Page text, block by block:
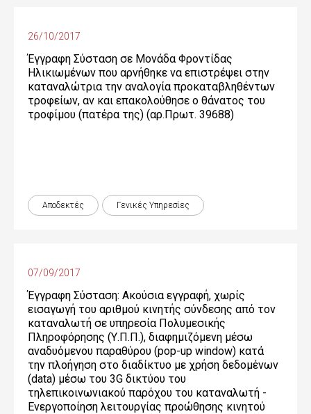
26/10/2017
Έγγραφη Σύσταση σε Μονάδα Φροντίδας
Ηλικιωμένων που αρνήθηκε να επιστρέψει στην
καταναλώτρια την αναλογία προκαταβληθέντων
τροφείων, αν και επακολούθησε ο θάνατος του
τροφίμου (πατέρα της) (αρ.Πρωτ. 39688)
Αποδεκτές Γενικές Yπηρεσίες
07/09/2017
Έγγραφη Σύσταση: Ακούσια εγγραφή, χωρίς
εισαγωγή του αριθμού κινητής σύνδεσης από τον
καταναλωτή σε υπηρεσία Πολυμεσικής
Πληροφόρησης (Υ.Π.Π.), διαφημιζόμενη μέσω
αναδυόμενου παραθύρου (pop-up window) κατά
την πλοήγηση στο διαδίκτυο με χρήση δεδομένων
(data) μέσω του 3G δικτύου του
τηλεπικοινωνιακού παρόχου του καταναλωτή -
Ενεργοποίηση λειτουργίας προώθησης κινητού